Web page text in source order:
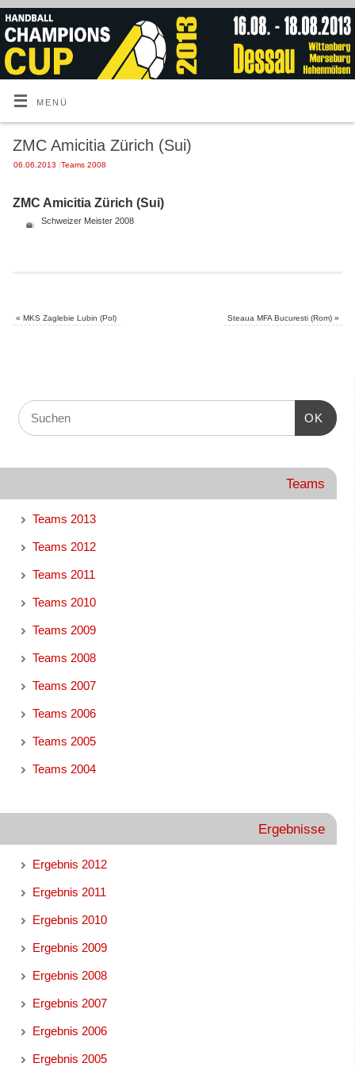
MENÜ
ZMC Amicitia Zürich (Sui)
06.06.2013 |Teams 2008
ZMC Amicitia Zürich (Sui)
Schweizer Meister 2008
« MKS Zaglebie Lubin (Pol) Steaua MFA Bucuresti (Rom) »
OK
Teams
Teams 2013
Teams 2012
Teams 2011
Teams 2010
Teams 2009
Teams 2008
Teams 2007
Teams 2006
Teams 2005
Teams 2004
Ergebnisse
Ergebnis 2012
Ergebnis 2011
Ergebnis 2010
Ergebnis 2009
Ergebnis 2008
Ergebnis 2007
Ergebnis 2006
Ergebnis 2005